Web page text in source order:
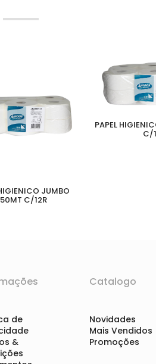
JUMBO
C/12R
PAPEL
C/
de
&
Catalogo
Novidades
Mais Vendidos
Promoções